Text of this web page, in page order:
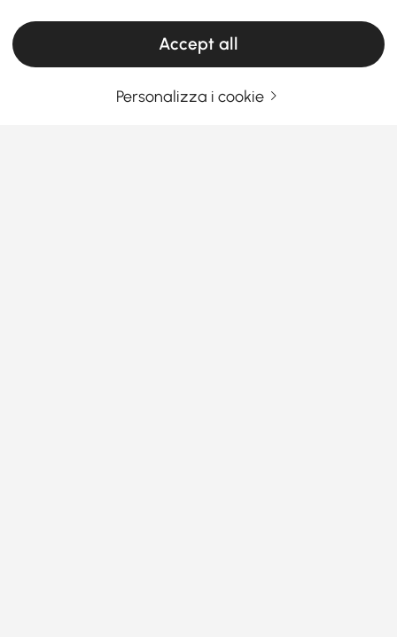
Il tuo Indirizzo Email Registrati Ora
Termini e Condizioni|Privacy Policy
Accept all
Personalizza i cookie